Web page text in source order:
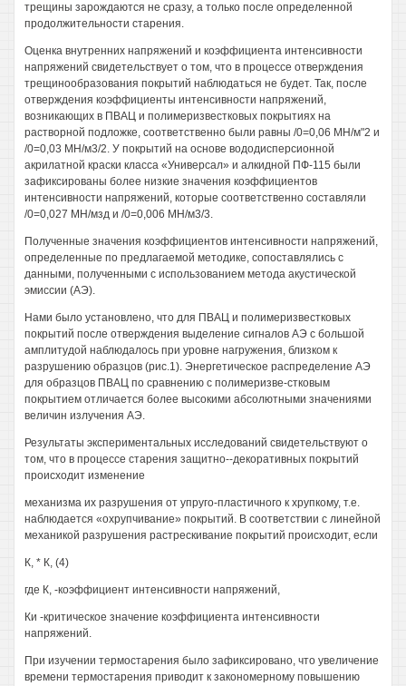
трещины зарождаются не сразу, а только после определенной
продолжительности старения.
Оценка внутренних напряжений и коэффициента интенсивности
напряжений свидетельствует о том, что в процессе отверждения
трещинообразования покрытий наблюдаться не будет. Так, после
отверждения коэффициенты интенсивности напряжений,
возникающих в ПВАЦ и полимеризвестковых покрытиях на
растворной подложке, соответственно были равны /0=0,06 МН/м"2 и
/0=0,03 МН/м3/2. У покрытий на основе вододисперсионной
акрилатной краски класса «Универсал» и алкидной ПФ-115 были
зафиксированы более низкие значения коэффициентов
интенсивности напряжений, которые соответственно составляли
/0=0,027 МН/мзд и /0=0,006 МН/м3/3.
Полученные значения коэффициентов интенсивности напряжений,
определенные по предлагаемой методике, сопоставлялись с
данными, полученными с использованием метода акустической
эмиссии (АЭ).
Нами было установлено, что для ПВАЦ и полимеризвестковых
покрытий после отверждения выделение сигналов АЭ с большой
амплитудой наблюдалось при уровне нагружения, близком к
разрушению образцов (рис.1). Энергетическое распределение АЭ
для образцов ПВАЦ по сравнению с полимеризве-стковым
покрытием отличается более высокими абсолютными значениями
величин излучения АЭ.
Результаты экспериментальных исследований свидетельствуют о
том, что в процессе старения защитно--декоративных покрытий
происходит изменение
механизма их разрушения от упруго-пластичного к хрупкому, т.е.
наблюдается «охрупчивание» покрытий. В соответствии с линейной
механикой разрушения растрескивание покрытий происходит, если
К, * К, (4)
где К, -коэффициент интенсивности напряжений,
Ки -критическое значение коэффициента интенсивности
напряжений.
При изучении термостарения было зафиксировано, что увеличение
времени термостарения приводит к закономерному повышению